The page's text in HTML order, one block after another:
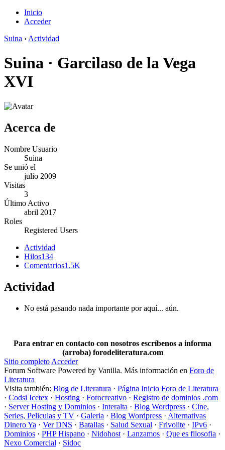
Inicio
Acceder
Suina › Actividad
Suina · Garcilaso de la Vega
XVI
Acerca de
Nombre Usuario
Suina
Se unió el
julio 2009
Visitas
3
Último Activo
abril 2017
Roles
Registered Users
Actividad
Hilos134
Comentarios1.5K
Actividad
No está pasando nada importante por aquí... aún.
Para entrar en contacto con nosotros escríbenos a informa
(arroba) forodeliteratura.com
Sitio completo Acceder
Forum Software Powered by Vanilla. Más información en Foro de
Literatura
Visita también: Blog de Literatura · Página Inicio Foro de Literatura
· Codsi Icetex · Hosting · Forocreativo · Registro de dominios .com
· Server Hosting y Dominios · Interalta · Blog Wordpress · Cine,
Series, Peliculas y TV · Galeria · Blog Wordpress · Alternativas
Dinero Ya · Ver DNS · Batallas · Salud Sexual · Frivolite · IPv6 ·
Dominios · PHP Hispano · Nidohost · Lanzamos · Que es filosofia ·
Nexo Comercial · Sidoc